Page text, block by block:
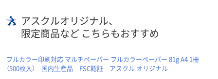
アスクルオリジナル、
限定商品など こちらもおすすめ
フルカラー印刷対応 マルチペーパー フルカラーペーパー 81g A4 1冊
（500枚入） 国内生産品 FSC認証 アスクル オリジナル